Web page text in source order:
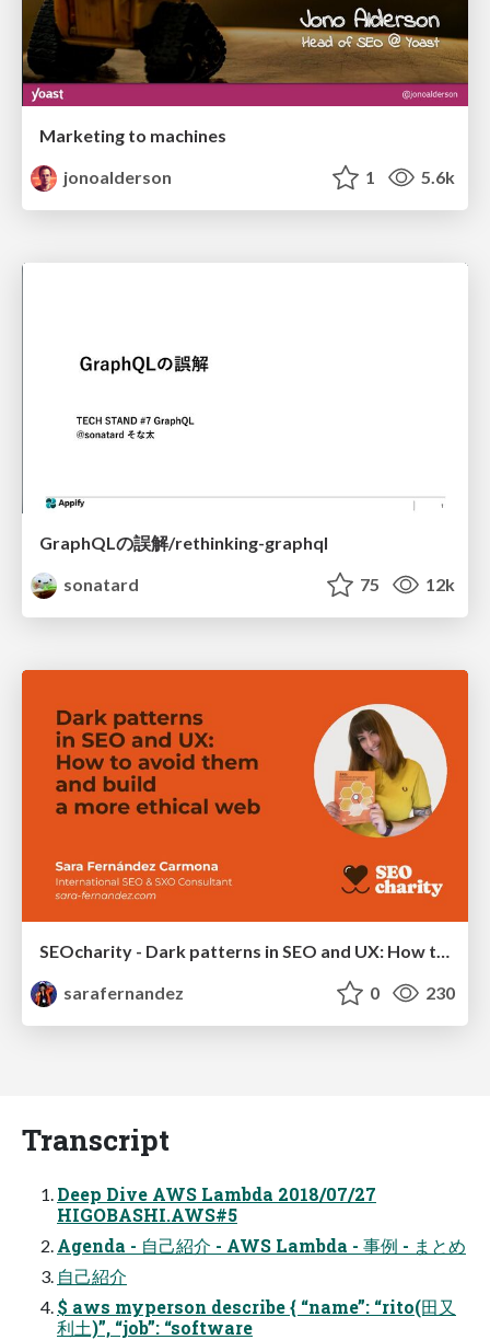
Marketing to machines
jonoalderson
1 5.6k
GraphQLの誤解/rethinking-graphql
sonatard
75 12k
sarafernandez
0 230
Transcript
Deep Dive AWS Lambda 2018/07/27
HIGOBASHI.AWS#5
Agenda - 自己紹介 - AWS Lambda - 事例 - まとめ
自己紹介
$ aws myperson describe { “name”: “rito(田又
利土)”, “job”: “software